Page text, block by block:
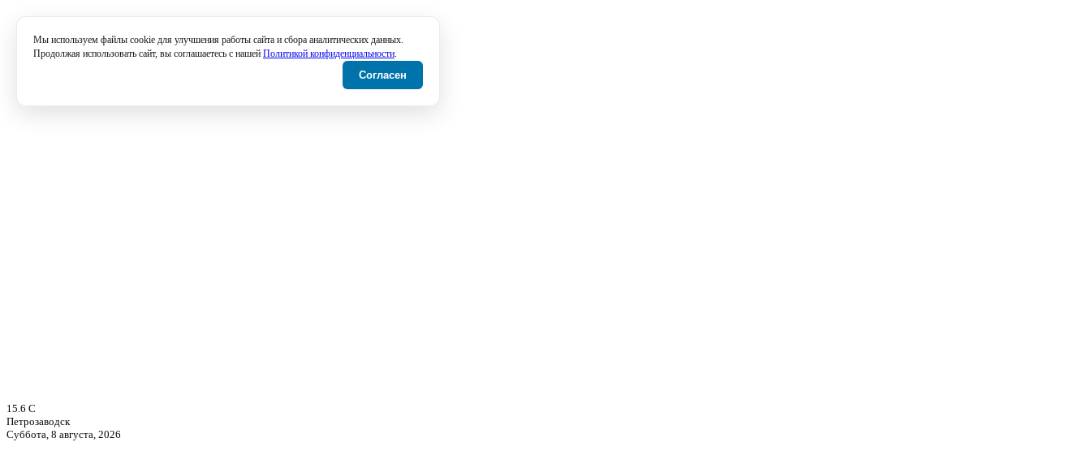
15.6 C
Петрозаводск
Суббота, 8 августа, 2026
Мы используем файлы cookie для улучшения работы сайта и сбора аналитических данных.
Продолжая использовать сайт, вы соглашаетесь с нашей Политикой конфиденциальности.
Согласен